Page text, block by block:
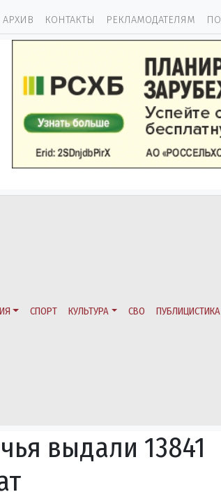
АРХИВ КОНТАКТЫ РЕКЛАМОДАТЕЛЯМ
СПОРТ КУЛЬТУРА СВО ПУБЛИЦИСТИКА
выдали 13841